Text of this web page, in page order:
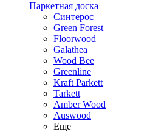
Паркетная доска
Синтерос
Green Forest
Floorwood
Galathea
Wood Bee
Greenline
Kraft Parkett
Tarkett
Amber Wood
Auswood
Еще